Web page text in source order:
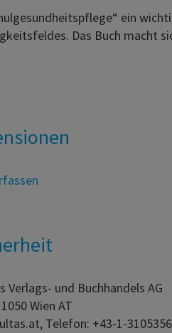
ein
Das Buch macht
Verlags- und Buchhandels AG
Wien AT
Telefon: +43-1-3105356